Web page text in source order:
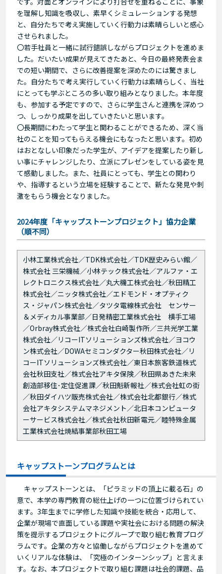
を理解し知識を吸収し、素早くシミュレーションする発想
と、自分たちで考え実施していく行動力は素晴らしいと感心
させられました。
〇若手社員と一緒に試行錯誤しながらプロジェクトを進めま
した。だいたい成果が見えてきたあと、今日の最終発表会ま
での短い期間で、さらに改善提案を深めたのには驚きまし
た。自分たちで考え実行していく行動力は素晴らしく、当社
にとっても学ぶところの多い取り組みとなりました。本年度
も、参加する予定ですので、さらに学生さんと連携を深めつ
つ、しっかり成果を出していきたいと思います。
〇長期間にわたって学生と関わることができるため、深く当
社のことを知ってもらえる機会にもなったと思います。初め
はおとなしい印象だった学生が、アイデアを提案したり新し
い事にチャレンジしたり、立派にプレゼンをしている姿を見
て感動しました。また、社員にとっても、学生との関わり
や、指導するという立場を経験することで、新たな発見や刺
激をもらう機会となりました。
2024年度「キャップストーンプロジェクト」協力企業
（順不同）
小林工業株式会社／TDK株式会社／TDK歴史みらい館／
株式会社 三栄機械／小林テック株式会社／アルファ・エ
レクトロニクス株式会社／丸大機工株式会社／秋田精工
株式会社／ニッタ株式会社／エドモンド・オプティク
ス・ジャパン株式会社／タツタ電線株式会社 センサー
＆メディカル事業部／日発精密工業株式会社 横手工場
／Orbray株式会社／株式会社白崎製作所／三共光学工業
株式会社／リコーITソリューションズ株式会社／ヨコウ
ン株式会社／DOWAセミコンダクター秋田株式会社／リ
コーITソリューションズ株式会社／東日本旅客鉄道株式
会社秋田支社／株式会社アキタ保険／秋田県あきた未来
創造部移住･定住促進課／秋田魁新報社／株式会社虹の街
／秋田ダイハツ販売株式会社／株式会社北都銀行／株式
会社アキタシステムマネジメント／北日本コンピュータ
ーサービス株式会社／株式会社秋田新電元／睦特殊金属
工業株式会社焼結事業部秋田工場
キャップストーンプログラムとは
キャップストーンとは、「ピラミッドの頂上に載る石」の
意で、本学の専門教育の総仕上げの一つに位置づけられてい
ます。3年生までに学修した知識や技能を統合・応用して、
企業が現場で直面している課題や実社会における問題の解決
策を提示するプロジェクトにグループで取り組む教育プログ
ラムです。企業の方々と協働しながらプロジェクトを進めて
いくリアルな体験は、「究極のインターンシップ」と言えま
す。なお、本プロジェクトで取り組む課題は社会的課題、品